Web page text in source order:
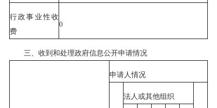
行政事业性收
费
0
三、收到和处理政府信息公开申请情况
申请人情况
法人或其他组织